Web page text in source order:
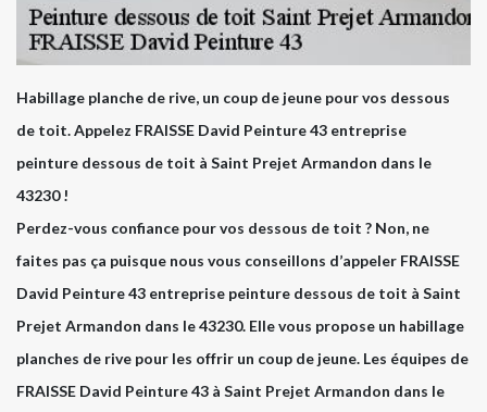
Habillage planche de rive, un coup de jeune pour vos dessous
de toit. Appelez FRAISSE David Peinture 43 entreprise
peinture dessous de toit à Saint Prejet Armandon dans le
43230 !
Perdez-vous confiance pour vos dessous de toit ? Non, ne
faites pas ça puisque nous vous conseillons d’appeler FRAISSE
David Peinture 43 entreprise peinture dessous de toit à Saint
Prejet Armandon dans le 43230. Elle vous propose un habillage
planches de rive pour les offrir un coup de jeune. Les équipes de
FRAISSE David Peinture 43 à Saint Prejet Armandon dans le